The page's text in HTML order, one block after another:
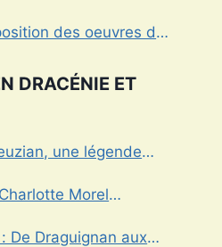
des oeuvres de
DRACÉNIE ET
une légende
Morel
De Draguignan aux